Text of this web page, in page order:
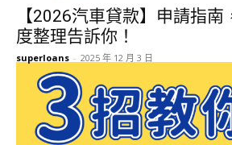
【2026汽車貸款】申請指
度整理告訴你！
superloans - 2025 年 12 月 3 日